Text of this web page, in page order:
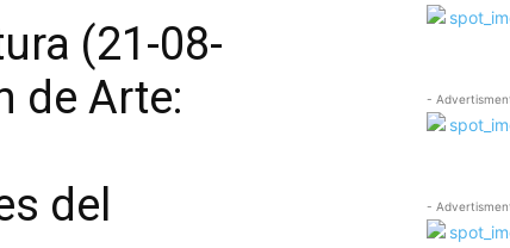
(21-08-
de Arte:
del
-
-